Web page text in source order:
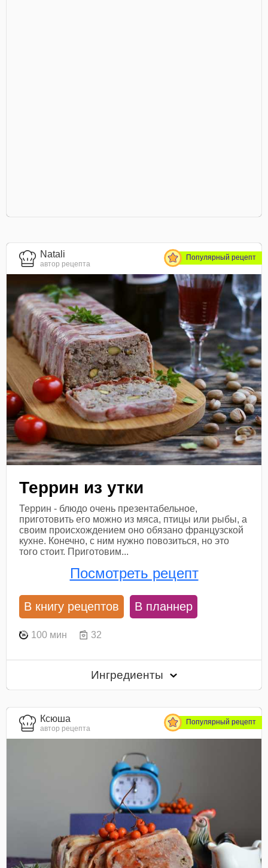
Natali
автор рецепта
Популярный рецепт
Террин из утки
Террин - блюдо очень презентабельное,
приготовить его можно из мяса, птицы или рыбы, а
своим происхождением оно обязано французской
кухне. Конечно, с ним нужно повозиться, но это
того стоит. Приготовим...
Посмотреть рецепт
В книгу рецептов В планнер
100 мин 32
Ингредиенты
Ксюша
автор рецепта
Популярный рецепт